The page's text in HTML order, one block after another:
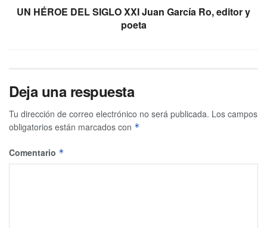
UN HÉROE DEL SIGLO XXI Juan García Ro, editor y
poeta
Deja una respuesta
Tu dirección de correo electrónico no será publicada. Los campos
obligatorios están marcados con *
Comentario *